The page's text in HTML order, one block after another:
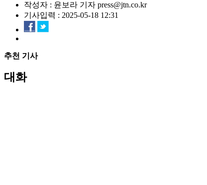
작성자 : 윤보라 기자 press@jtn.co.kr
기사입력 : 2025-05-18 12:31
추천 기사
대화